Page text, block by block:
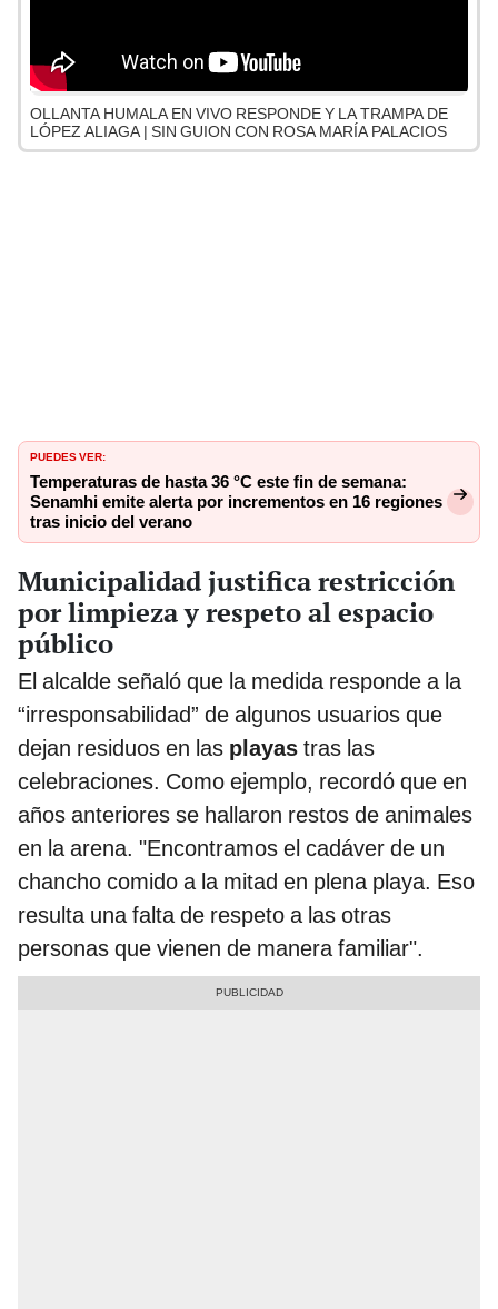
OLLANTA HUMALA EN VIVO RESPONDE Y LA TRAMPA DE
LÓPEZ ALIAGA | SIN GUION CON ROSA MARÍA PALACIOS
PUEDES VER:
Temperaturas de hasta 36 °C este fin de semana:
Senamhi emite alerta por incrementos en 16 regiones
tras inicio del verano
Municipalidad justifica restricción
por limpieza y respeto al espacio
público
El alcalde señaló que la medida responde a la
“irresponsabilidad” de algunos usuarios que
dejan residuos en las playas tras las
celebraciones. Como ejemplo, recordó que en
años anteriores se hallaron restos de animales
en la arena. "Encontramos el cadáver de un
chancho comido a la mitad en plena playa. Eso
resulta una falta de respeto a las otras
personas que vienen de manera familiar".